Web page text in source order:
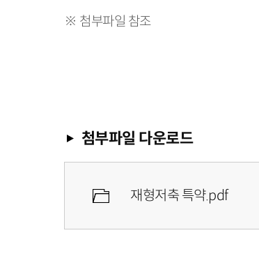
※ 첨부파일 참조
첨부파일 다운로드
재형저축 특약.pdf